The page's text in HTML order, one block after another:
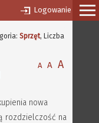
Logowanie
Sprzęt, Liczba
A A A
nowa
rozdzielczość na